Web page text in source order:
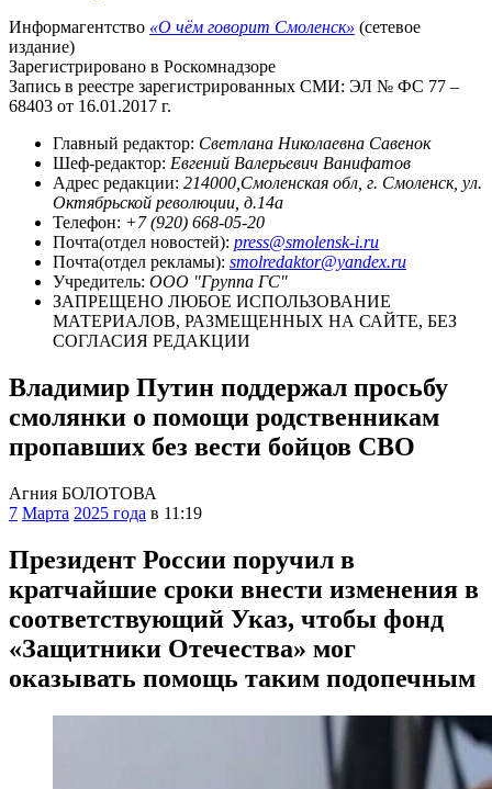
Информагентство «О чём говорит Смоленск» (сетевое
издание)
Зарегистрировано в Роскомнадзоре
Запись в реестре зарегистрированных СМИ: ЭЛ № ФС 77 –
68403 от 16.01.2017 г.
Главный редактор: Светлана Николаевна Савенок
Шеф-редактор: Евгений Валерьевич Ванифатов
Адрес редакции: 214000,Смоленская обл, г. Смоленск, ул.
Октябрьской революции, д.14а
Телефон: +7 (920) 668-05-20
Почта(отдел новостей): press@smolensk-i.ru
Почта(отдел рекламы): smolredaktor@yandex.ru
Учредитель: ООО "Группа ГС"
ЗАПРЕЩЕНО ЛЮБОЕ ИСПОЛЬЗОВАНИЕ
МАТЕРИАЛОВ, РАЗМЕЩЕННЫХ НА САЙТЕ, БЕЗ
СОГЛАСИЯ РЕДАКЦИИ
Владимир Путин поддержал просьбу
смолянки о помощи родственникам
пропавших без вести бойцов СВО
Агния БОЛОТОВА
7 Марта 2025 года в 11:19
Президент России поручил в
кратчайшие сроки внести изменения в
соответствующий Указ, чтобы фонд
«Защитники Отечества» мог
оказывать помощь таким подопечным